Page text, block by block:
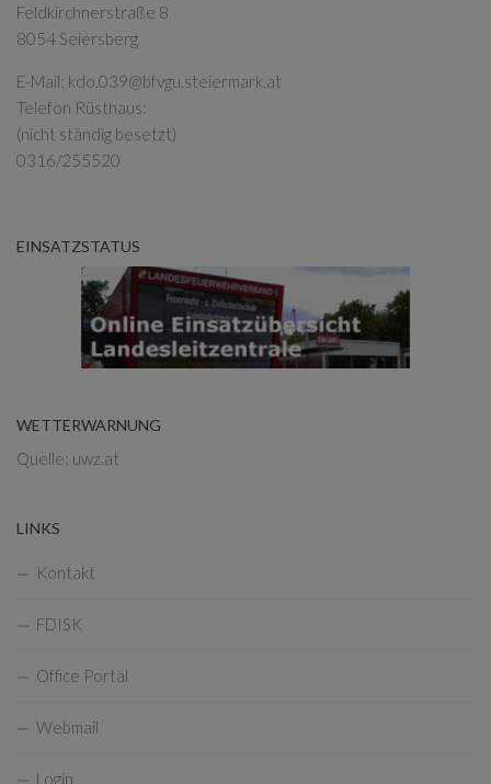
Feldkirchnerstraße 8
8054 Seiersberg
E-Mail: kdo.039@bfvgu.steiermark.at
Telefon Rüsthaus:
(nicht ständig besetzt)
0316/255520
EINSATZSTATUS
WETTERWARNUNG
Quelle: uwz.at
LINKS
Kontakt
FDISK
Office Portal
Webmail
Login